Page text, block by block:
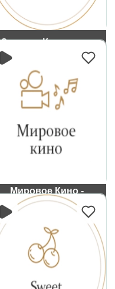
Золотая Коллекция
Мировое Кино -
Монте-Карло